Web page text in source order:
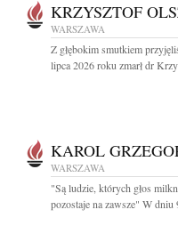
KRZYSZTOF
WARSZAWA
Z głębokim smutkiem
lipca 2026 roku zmarł dr
KAROL
WARSZAWA
"Są ludzie, których głos
pozostaje na zawsze" W dniu